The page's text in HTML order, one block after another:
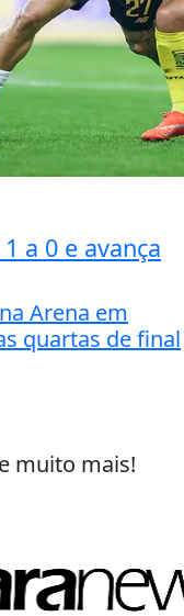
a 0 e avança
Arena em
quartas de final
muito mais!